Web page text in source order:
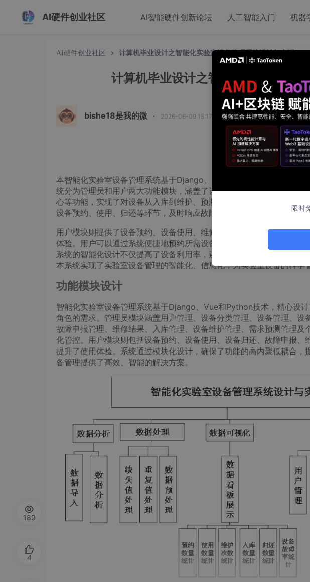
AI硬件创业社区 AI智能硬件创新论坛 人工智能入门 机器
AI硬件创业社区 计算机毕业设计之智能化实验室设备管理系统设计与实现
计算机毕业设计之智能化实验室设备
bishe18是我的微 · 2026-06-09 15:17:11 发布
摘 要
本智能化实验室设备管理系统基于Django、Vue和Python技术框架，
统分为管理员和用户两大功能模块，涵盖了设备管理的全流程。管理
心等功能，实现了对设备从入库到维护、预测的全面管理。通过这些
设备预约、使用、归还等环节，及时响应故障申报并跟踪维修结果，确
用户模块则提供了设备预约、设备使用、维修结果查看以及个人中心
体验。用户可以通过系统便捷地预约所需设备，实时查看设备使用情
系统的智能化设计不仅提高了设备利用率，还降低了管理成本，为实
本系统实现了实验室设备管理的智能化、信息化，为实验室设备的科学
功能模块设计
智能化实验室设备管理系统基于Django、Vue和Python技术，精心设
角色的需求。管理员模块涵盖用户管理、设备分类管理、设备管理、
故障申报管理、维修结果、入库管理、设备维护管理、需求预测管理
化管控。用户模块则包括设备预约、设备使用、设备归还、故障申报
提升了使用体验。系统通过模块化设计，确保了功能的高内聚低耦合
备管理提供了高效、智能的解决方案。
189
4
限时